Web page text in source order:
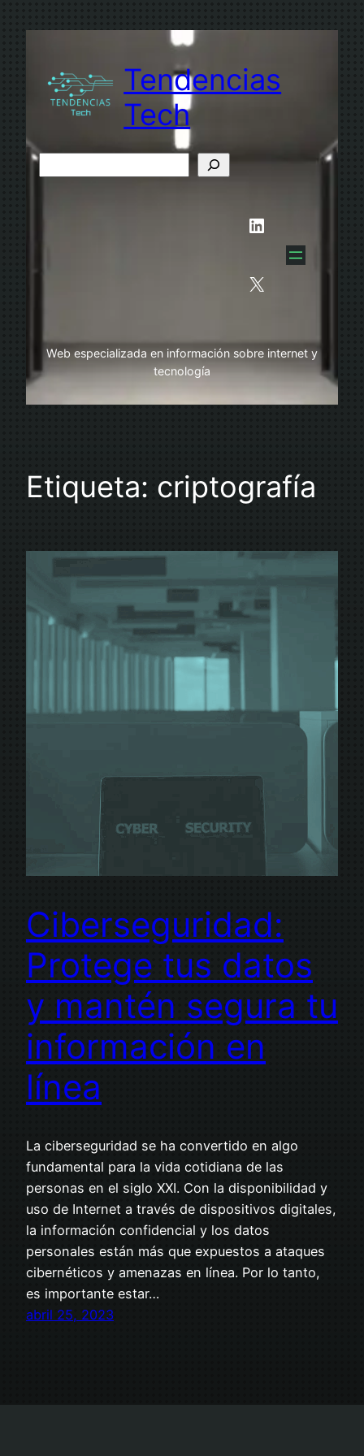
Tendencias
Tech
B
LinkedIn
X
Web especializada en información sobre internet y
tecnología
Etiqueta: criptografía
Ciberseguridad:
Protege tus datos
y mantén segura tu
información en
línea
La ciberseguridad se ha convertido en algo
fundamental para la vida cotidiana de las
personas en el siglo XXI. Con la disponibilidad y
uso de Internet a través de dispositivos digitales,
la información confidencial y los datos
personales están más que expuestos a ataques
cibernéticos y amenazas en línea. Por lo tanto,
es importante estar…
abril 25, 2023